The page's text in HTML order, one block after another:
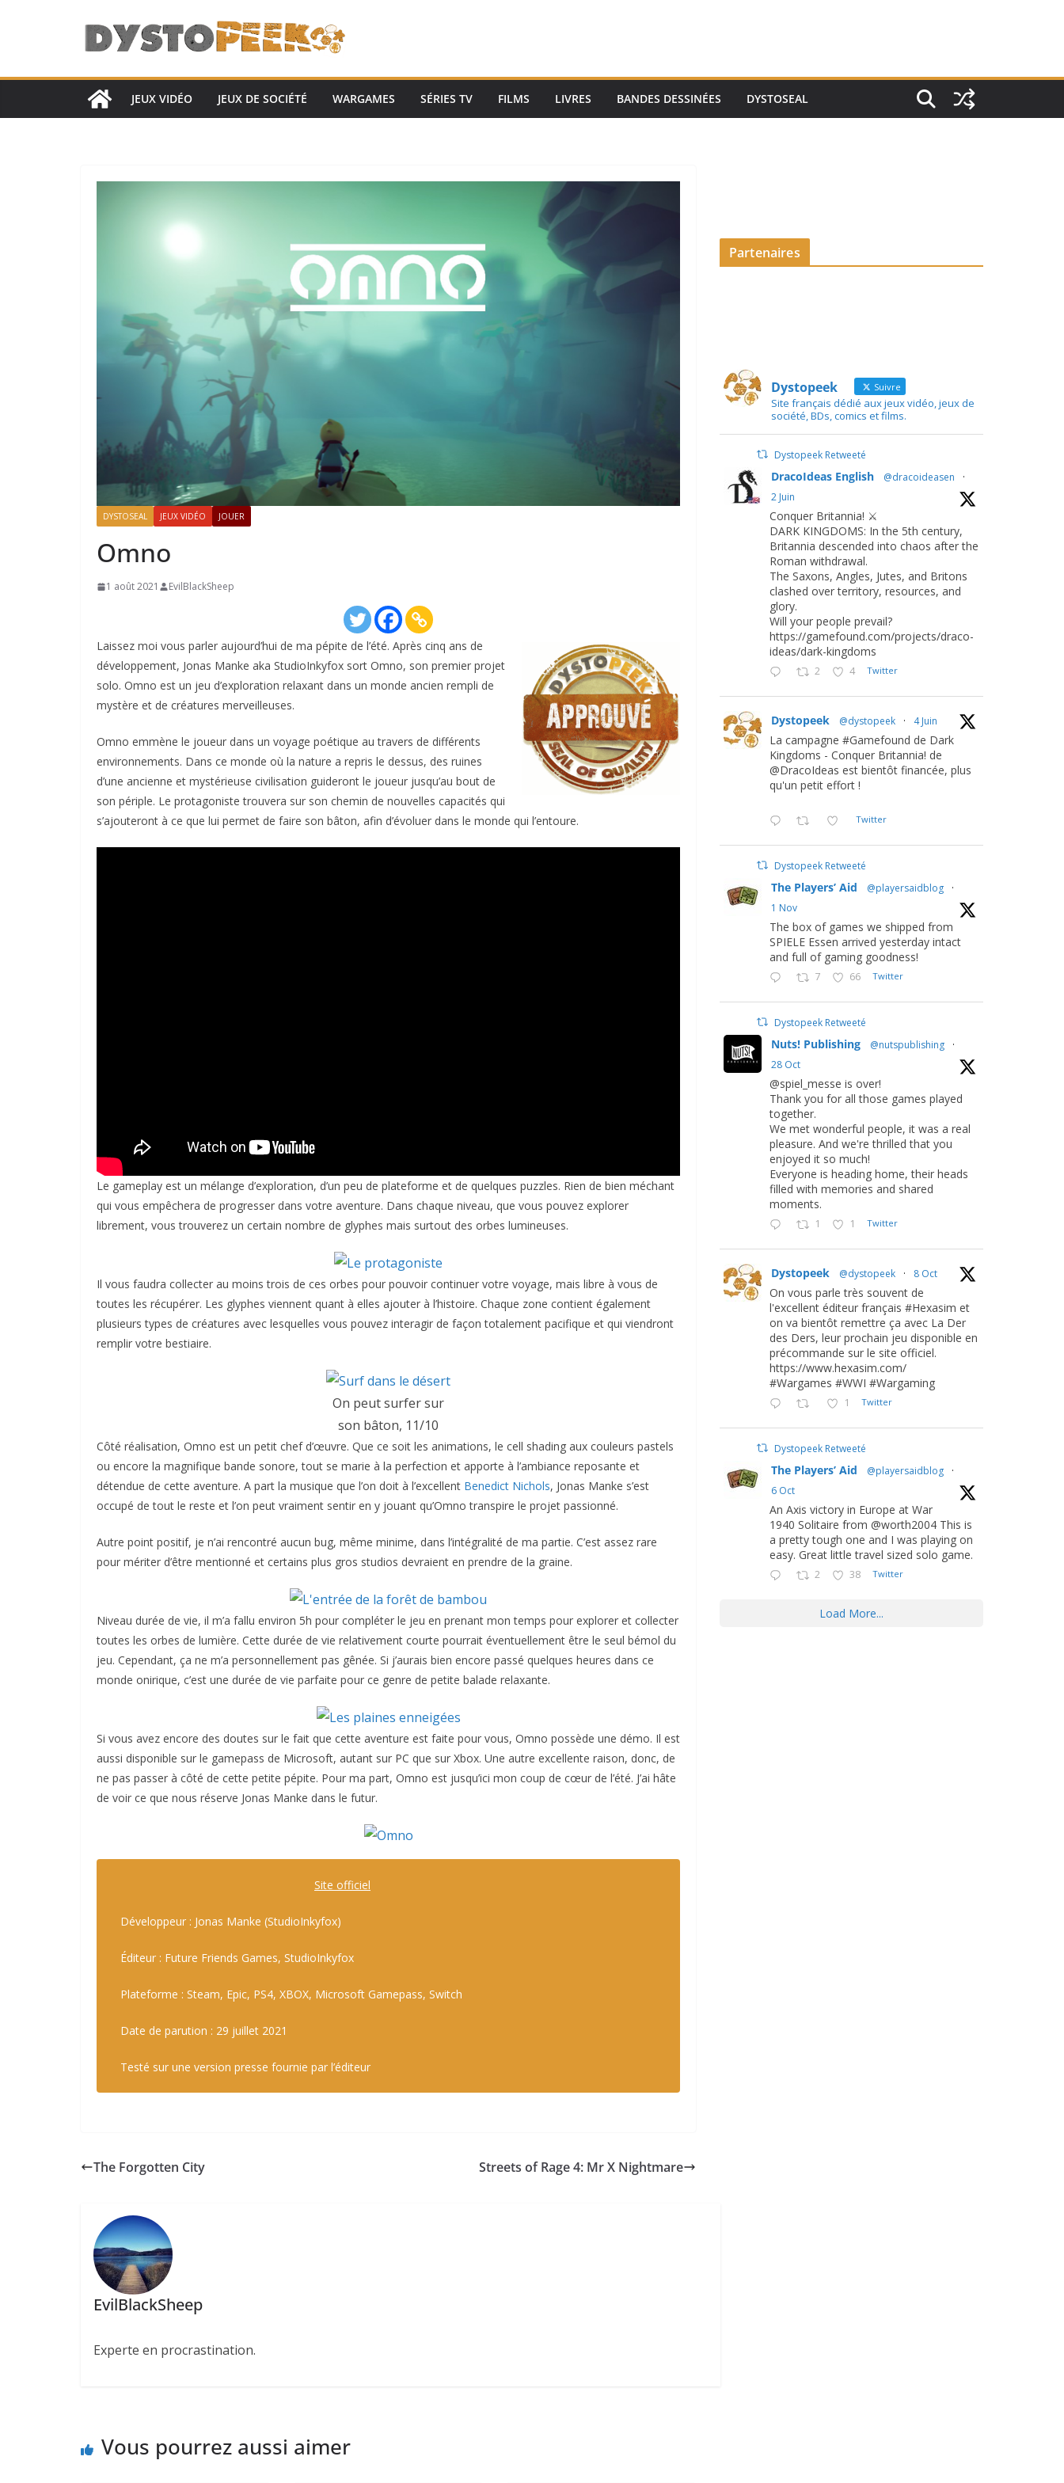
JEUX VIDÉO JEUX DE SOCIÉTÉ WARGAMES SÉRIES TV FILMS LIVRES BANDES DESSINÉES DYSTOSEAL
DYSTOSEAL JEUX VIDÉO JOUER
Omno
1 août 2021 EvilBlackSheep
Laissez moi vous parler aujourd’hui de ma pépite de l’été. Après cinq ans de
développement, Jonas Manke aka StudioInkyfox sort Omno, son premier projet
solo. Omno est un jeu d’exploration relaxant dans un monde ancien rempli de
mystère et de créatures merveilleuses.
Omno emmène le joueur dans un voyage poétique au travers de différents
environnements. Dans ce monde où la nature a repris le dessus, des ruines
d’une ancienne et mystérieuse civilisation guideront le joueur jusqu’au bout de
son périple. Le protagoniste trouvera sur son chemin de nouvelles capacités qui
s’ajouteront à ce que lui permet de faire son bâton, afin d’évoluer dans le monde qui l’entoure.
Le gameplay est un mélange d’exploration, d’un peu de plateforme et de quelques puzzles. Rien de bien méchant
qui vous empêchera de progresser dans votre aventure. Dans chaque niveau, que vous pouvez explorer
librement, vous trouverez un certain nombre de glyphes mais surtout des orbes lumineuses.
Il vous faudra collecter au moins trois de ces orbes pour pouvoir continuer votre voyage, mais libre à vous de
toutes les récupérer. Les glyphes viennent quant à elles ajouter à l’histoire. Chaque zone contient également
plusieurs types de créatures avec lesquelles vous pouvez interagir de façon totalement pacifique et qui viendront
remplir votre bestiaire.
On peut surfer sur
son bâton, 11/10
Côté réalisation, Omno est un petit chef d’œuvre. Que ce soit les animations, le cell shading aux couleurs pastels
ou encore la magnifique bande sonore, tout se marie à la perfection et apporte à l’ambiance reposante et
détendue de cette aventure. A part la musique que l’on doit à l’excellent Benedict Nichols, Jonas Manke s’est
occupé de tout le reste et l’on peut vraiment sentir en y jouant qu’Omno transpire le projet passionné.
Autre point positif, je n’ai rencontré aucun bug, même minime, dans l’intégralité de ma partie. C’est assez rare
pour mériter d’être mentionné et certains plus gros studios devraient en prendre de la graine.
Niveau durée de vie, il m’a fallu environ 5h pour compléter le jeu en prenant mon temps pour explorer et collecter
toutes les orbes de lumière. Cette durée de vie relativement courte pourrait éventuellement être le seul bémol du
jeu. Cependant, ça ne m’a personnellement pas gênée. Si j’aurais bien encore passé quelques heures dans ce
monde onirique, c’est une durée de vie parfaite pour ce genre de petite balade relaxante.
Si vous avez encore des doutes sur le fait que cette aventure est faite pour vous, Omno possède une démo. Il est
aussi disponible sur le gamepass de Microsoft, autant sur PC que sur Xbox. Une autre excellente raison, donc, de
ne pas passer à côté de cette petite pépite. Pour ma part, Omno est jusqu’ici mon coup de cœur de l’été. J’ai hâte
de voir ce que nous réserve Jonas Manke dans le futur.
Site officiel
Développeur : Jonas Manke (StudioInkyfox)
Éditeur : Future Friends Games, StudioInkyfox
Plateforme : Steam, Epic, PS4, XBOX, Microsoft Gamepass, Switch
Date de parution : 29 juillet 2021
Testé sur une version presse fournie par l’éditeur
The Forgotten City Streets of Rage 4: Mr X Nightmare
EvilBlackSheep
Experte en procrastination.
Vous pourrez aussi aimer
Partenaires
Dystopeek Suivre
Site français dédié aux jeux vidéo, jeux de
société, BDs, comics et films.
Dystopeek Retweeté
DracoIdeas English @dracoideasen
·
2 Juin
Conquer Britannia! ⚔️
DARK KINGDOMS: In the 5th century,
Britannia descended into chaos after the
Roman withdrawal.
The Saxons, Angles, Jutes, and Britons
clashed over territory, resources, and
glory.
Will your people prevail?
https://gamefound.com/projects/draco-
ideas/dark-kingdoms
2 4 Twitter
Dystopeek @dystopeek · 4 Juin
La campagne #Gamefound de Dark
Kingdoms - Conquer Britannia! de
@DracoIdeas est bientôt financée, plus
qu'un petit effort !
Twitter
Dystopeek Retweeté
The Players’ Aid @playersaidblog
·
1 Nov
The box of games we shipped from
SPIELE Essen arrived yesterday intact
and full of gaming goodness!
7 66 Twitter
Dystopeek Retweeté
Nuts! Publishing @nutspublishing
·
28 Oct
@spiel_messe is over!
Thank you for all those games played
together.
We met wonderful people, it was a real
pleasure. And we're thrilled that you
enjoyed it so much!
Everyone is heading home, their heads
filled with memories and shared
moments.
1 1 Twitter
Dystopeek @dystopeek · 8 Oct
On vous parle très souvent de
l'excellent éditeur français #Hexasim et
on va bientôt remettre ça avec La Der
des Ders, leur prochain jeu disponible en
précommande sur le site officiel.
https://www.hexasim.com/
#Wargames #WWI #Wargaming
1 Twitter
Dystopeek Retweeté
The Players’ Aid @playersaidblog
·
6 Oct
An Axis victory in Europe at War
1940 Solitaire from @worth2004 This is
a pretty tough one and I was playing on
easy. Great little travel sized solo game.
2 38 Twitter
Load More...